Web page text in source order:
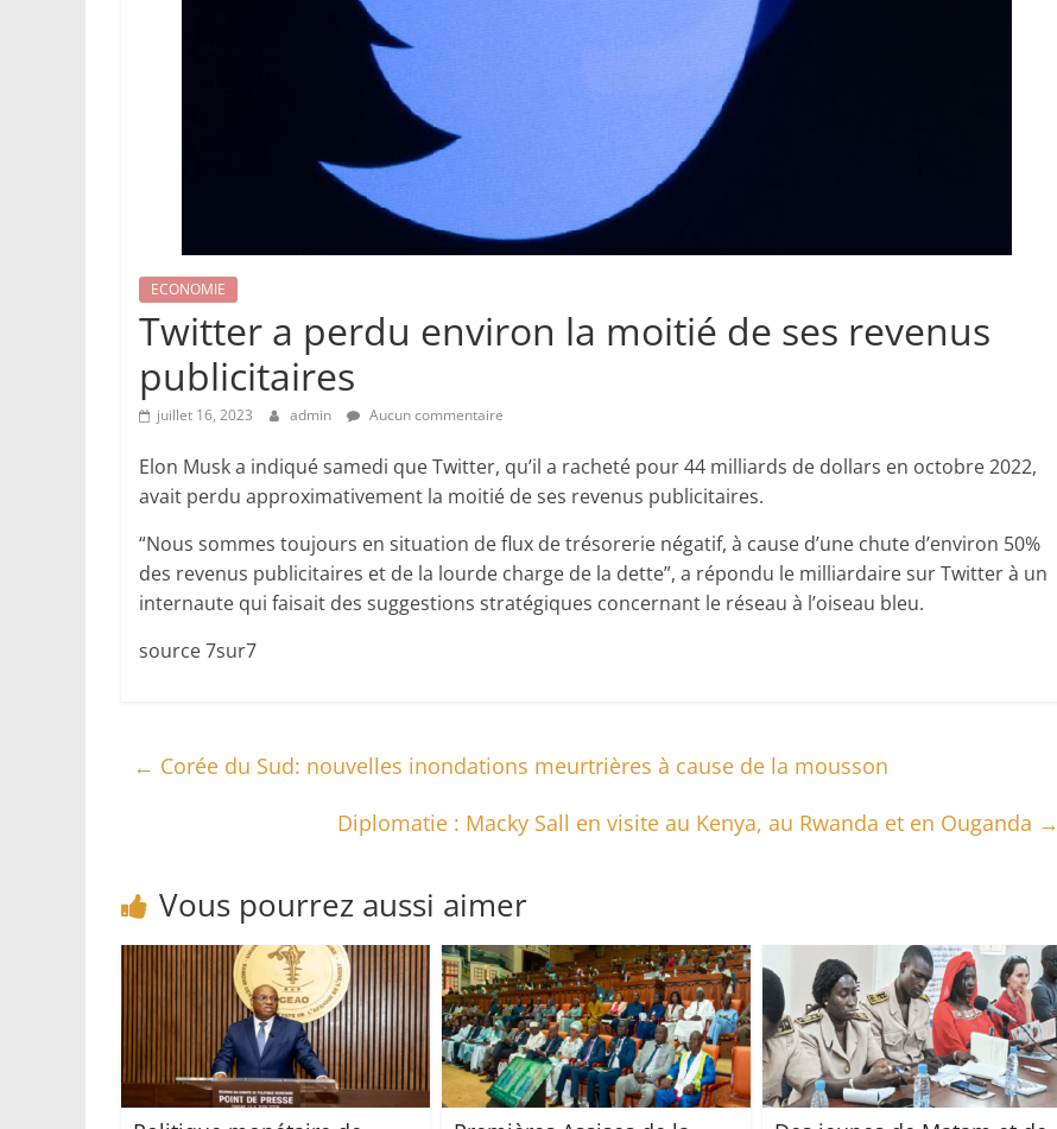
ECONOMIE
Twitter a perdu environ la moitié de ses revenus
publicitaires
juillet 16, 2023 admin Aucun commentaire
Elon Musk a indiqué samedi que Twitter, qu’il a racheté pour 44 milliards de dollars en octobre 2022,
avait perdu approximativement la moitié de ses revenus publicitaires.
“Nous sommes toujours en situation de flux de trésorerie négatif, à cause d’une chute d’environ 50%
des revenus publicitaires et de la lourde charge de la dette”, a répondu le milliardaire sur Twitter à un
internaute qui faisait des suggestions stratégiques concernant le réseau à l’oiseau bleu.
source 7sur7
← Corée du Sud: nouvelles inondations meurtrières à cause de la mousson
Diplomatie : Macky Sall en visite au Kenya, au Rwanda et en Ouganda →
Vous pourrez aussi aimer